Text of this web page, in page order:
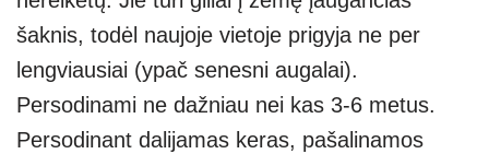
šaknis, todėl naujoje vietoje prigyja ne per
lengviausiai (ypač senesni augalai).
Persodinami ne dažniau nei kas 3-6 metus.
Persodinant dalijamas keras, pašalinamos